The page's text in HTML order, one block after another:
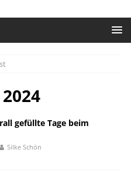
gefüllte Tage beim
Silke Schön